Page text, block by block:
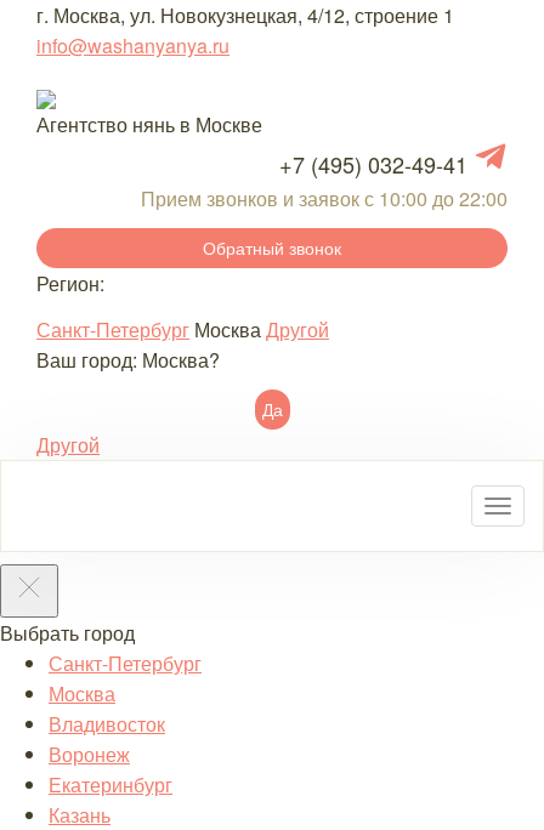
г. Москва, ул. Новокузнецкая, 4/12, строение 1
info@washanyanya.ru
Агентство нянь в Москве
+7 (495) 032-49-41
Прием звонков и заявок с 10:00 до 22:00
Обратный звонок
Регион:
Санкт-Петербург Москва Другой
Ваш город: Москва?
Да
Другой
Выбрать город
Санкт-Петербург
Москва
Владивосток
Воронеж
Екатеринбург
Казань